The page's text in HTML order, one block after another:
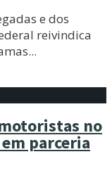
e dos
reivindica
...
no
parceria